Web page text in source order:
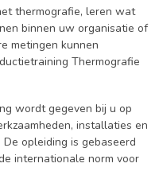
thermografie, leren wat
binnen uw organisatie of
metingen kunnen
Thermografie
wordt gegeven bij u op
installaties en
opleiding is gebaseerd
internationale norm voor